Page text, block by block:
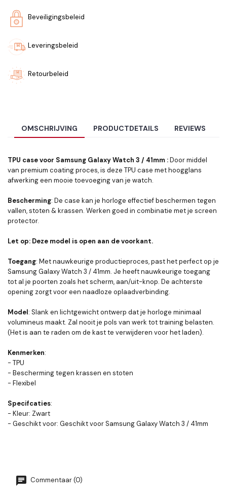
Beveiligingsbeleid
Leveringsbeleid
Retourbeleid
OMSCHRIJVING PRODUCTDETAILS REVIEWS
TPU case voor Samsung Galaxy Watch 3 / 41mm :Door middel
van premium coating proces, is deze TPU case met hoogglans
afwerking een mooie toevoeging van je watch.
Bescherming: De case kan je horloge effectief beschermen tegen
vallen, stoten & krassen. Werken goed in combinatie met je screen
protector.
Let op: Deze model is open aan de voorkant.
Toegang: Met nauwkeurige productieproces, past het perfect op je
Samsung Galaxy Watch 3 / 41mm. Je heeft nauwkeurige toegang
tot al je poorten zoals het scherm, aan/uit-knop. De achterste
opening zorgt voor een naadloze oplaadverbinding.
Model: Slank en lichtgewicht ontwerp dat je horloge minimaal
volumineus maakt. Zal nooit je pols van werk tot training belasten.
(Het is aan te raden om de kast te verwijderen voor het laden).
Kenmerken:
- TPU
- Bescherming tegen krassen en stoten
- Flexibel
Specifcaties:
- Kleur: Zwart
- Geschikt voor: Geschikt voor Samsung Galaxy Watch 3 / 41mm
Commentaar (0)